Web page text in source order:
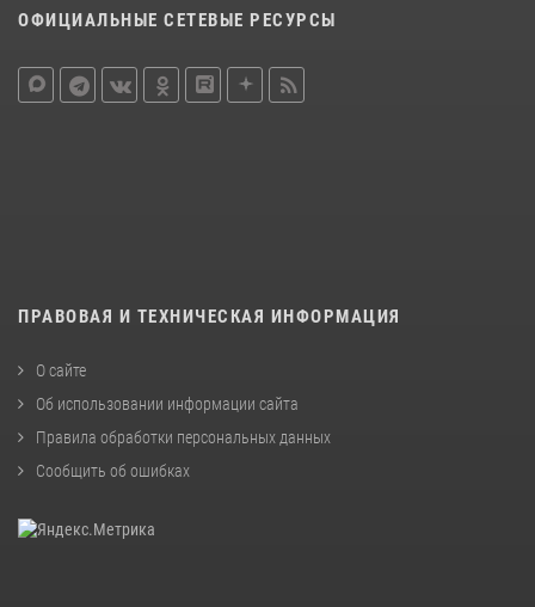
ОФИЦИАЛЬНЫЕ СЕТЕВЫЕ РЕСУРСЫ
ПРАВОВАЯ И ТЕХНИЧЕСКАЯ ИНФОРМАЦИЯ
О сайте
Об использовании информации сайта
Правила обработки персональных данных
Сообщить об ошибках